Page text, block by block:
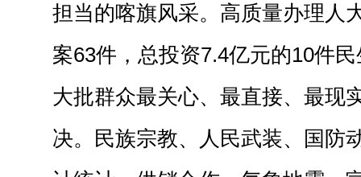
担当的喀旗风采。高质量办理人
案63件，总投资7.4亿元的10件
大批群众最关心、最直接、最现
决。民族宗教、人民武装、国防